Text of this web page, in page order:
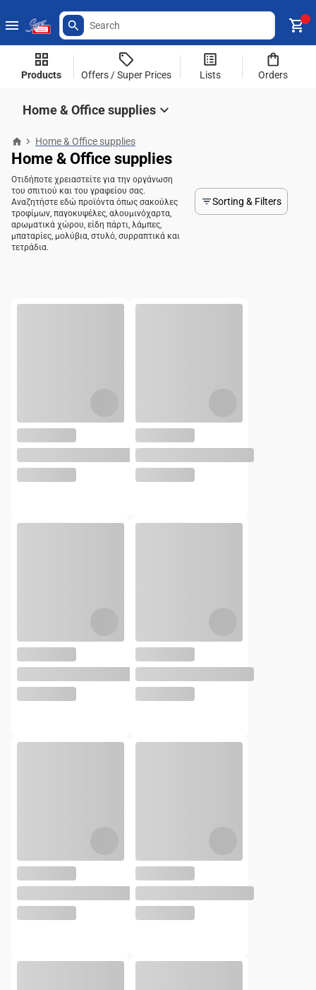
Products Offers / Super Prices Lists Orders
Home & Office supplies
Home & Office supplies
Home & Office supplies
Οτιδήποτε χρειαστείτε για την οργάνωση
του σπιτιού και του γραφείου σας.
Αναζητήστε εδώ προϊόντα όπως σακούλες
τροφίμων, παγοκυψέλες, αλουμινόχαρτα,
αρωματικά χώρου, είδη πάρτι, λάμπες,
μπαταρίες, μολύβια, στυλό, συρραπτικά και
τετράδια.
Sorting & Filters